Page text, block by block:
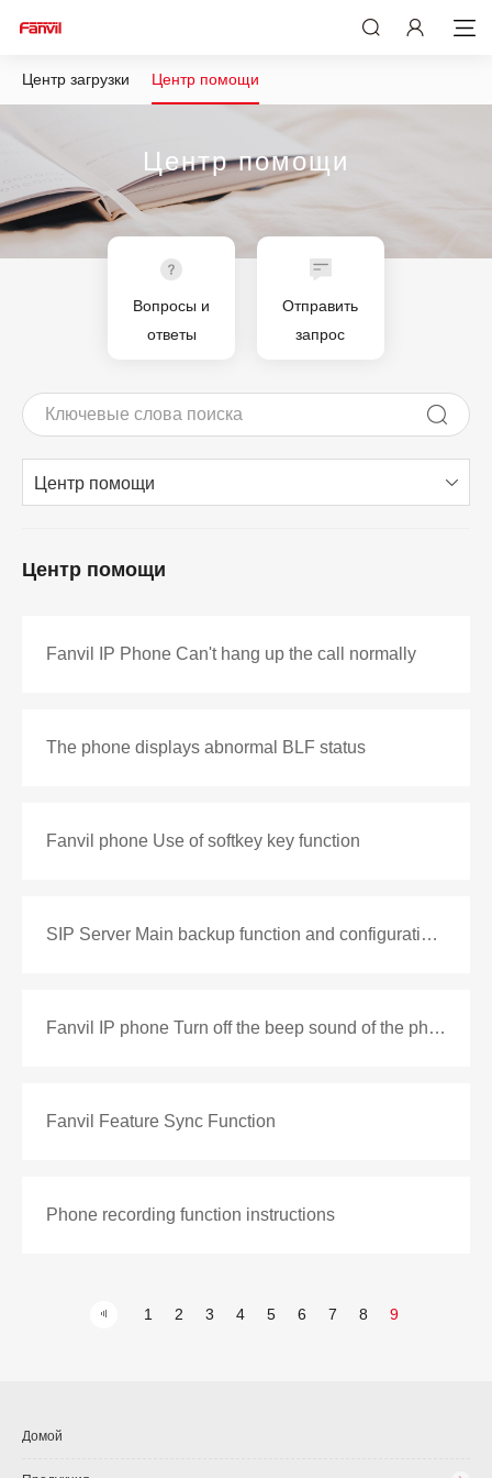
Центр загрузки Центр помощи
Центр помощи
Вопросы и
ответы
Отправить
запрос
Центр помощи
Центр помощи
Fanvil IP Phone Can't hang up the call normally
The phone displays abnormal BLF status
Fanvil phone Use of softkey key function
SIP Server Main backup function and configuration introduction
Fanvil IP phone Turn off the beep sound of the phone
Fanvil Feature Sync Function
Phone recording function instructions
1 2 3 4 5 6 7 8 9
Домой